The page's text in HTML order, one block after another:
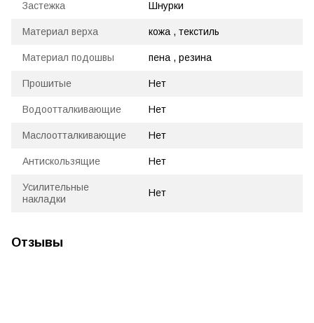
Застежка Шнурки
Материал верха кожа , текстиль
Материал подошвы пена , резина
Прошитые Нет
Водоотталкивающие Нет
Маслоотталкивающие Нет
Антискользящие Нет
Усилительные
накладки
Нет
Отзывы